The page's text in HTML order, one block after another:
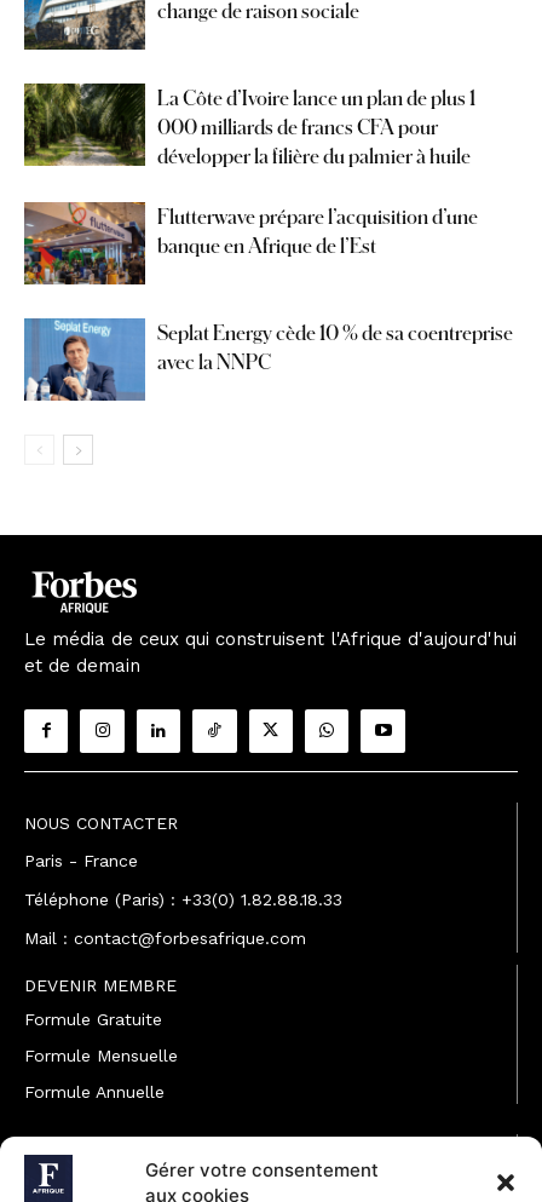
Gérer votre consentement
aux cookies
change de raison sociale
La Côte d’Ivoire lance un plan de plus 1
000 milliards de francs CFA pour
développer la filière du palmier à huile
Flutterwave prépare l’acquisition d’une
banque en Afrique de l’Est
Seplat Energy cède 10 % de sa coentreprise
avec la NNPC
Le média de ceux qui construisent l'Afrique d'aujourd'hui
et de demain
NOUS CONTACTER
Paris - France
Téléphone (Paris) : +33(0) 1.82.88.18.33
Mail : contact@forbesafrique.com
DEVENIR MEMBRE
Formule Gratuite
Formule Mensuelle
Formule Annuelle
JOINDRE L'ÉQUIPE
Rédaction